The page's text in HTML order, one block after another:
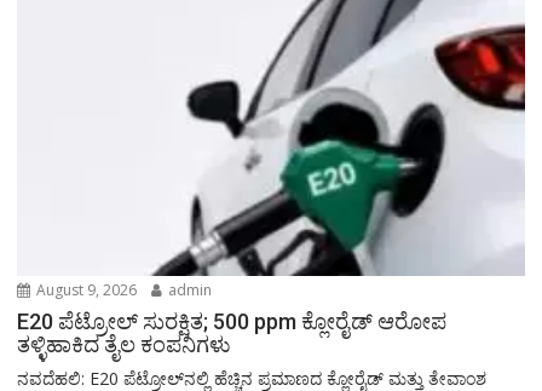
August 9, 2026 admin
E20 ಪೆಟ್ರೋಲ್ ಸುರಕ್ಷಿತ; 500 ppm ಕ್ಲೋರೈಡ್ ಆರೋಪ
ತಳ್ಳಿಹಾಕಿದ ತೈಲ ಕಂಪನಿಗಳು
ನವದೆಹಲಿ: E20 ಪೆಟ್ರೋಲ್‌ನಲ್ಲಿ ಹೆಚ್ಚಿನ ಪ್ರಮಾಣದ ಕ್ಲೋರೈಡ್ ಮತ್ತು ತೇವಾಂಶ